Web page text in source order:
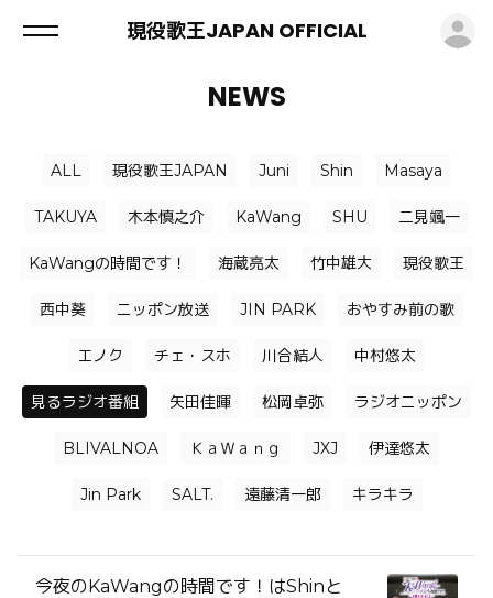
現役歌王JAPAN OFFICIAL
NEWS
ALL 現役歌王JAPAN Juni Shin Masaya
TAKUYA 木本慎之介 KaWang SHU 二見颯一
KaWangの時間です！ 海蔵亮太 竹中雄大 現役歌王
西中葵 ニッポン放送 JIN PARK おやすみ前の歌
エノク チェ・スホ 川合結人 中村悠太
見るラジオ番組 矢田佳暉 松岡卓弥 ラジオニッポン
BLIVALNOA ＫａＷａｎｇ JXJ 伊達悠太
Jin Park SALT. 遠藤清一郎 キラキラ
今夜のKaWangの時間です！はShinと